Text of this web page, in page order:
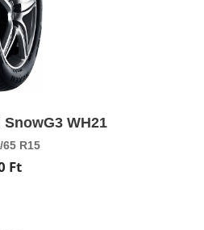
WH21
65 R15
Ft